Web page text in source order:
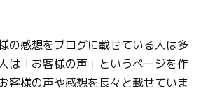
の感想をブログに載せている人は多
は「お客様の声」というページを作
客様の声や感想を長々と載せていま